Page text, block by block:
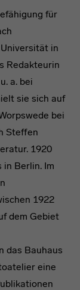
für
in
Redakteurin
a. bei
sie sich auf
bei
Steffen
1920
in Berlin. Im
1922
dem Gebiet
das Bauhaus
eine